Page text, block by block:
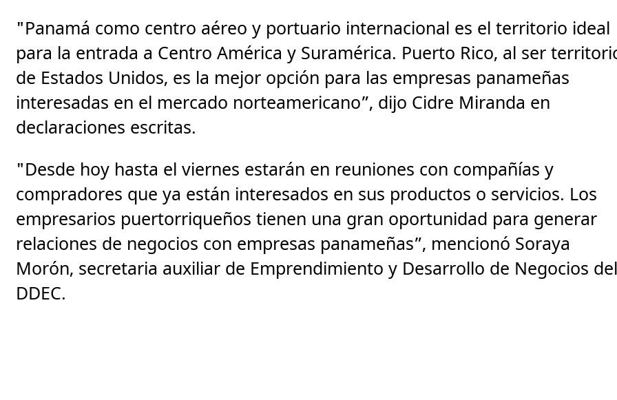
"Panamá como centro aéreo y portuario internacional es el territorio ideal
para la entrada a Centro América y Suramérica. Puerto Rico, al ser
de Estados Unidos, es la mejor opción para las empresas panameñas
interesadas en el mercado norteamericano”, dijo Cidre Miranda en
declaraciones escritas.
"Desde hoy hasta el viernes estarán en reuniones con compañías y
compradores que ya están interesados en sus productos o servicios. Los
empresarios puertorriqueños tienen una gran oportunidad para generar
relaciones de negocios con empresas panameñas”, mencionó Soraya
Morón, secretaria auxiliar de Emprendimiento y Desarrollo de Negocios
DDEC.